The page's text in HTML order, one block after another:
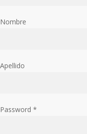
Nombre
Apellido
Password *